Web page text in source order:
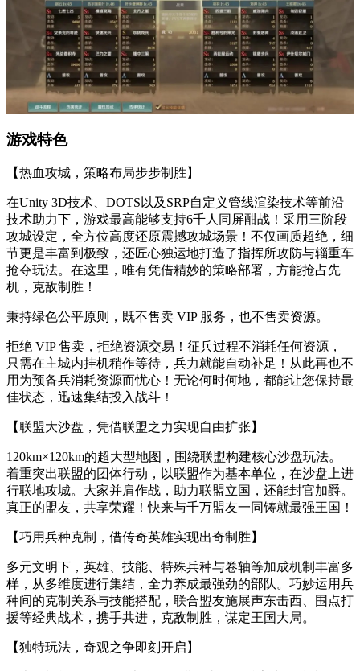
游戏特色
【热血攻城，策略布局步步制胜】
在Unity 3D技术、DOTS以及SRP自定义管线渲染技术等前沿
技术助力下，游戏最高能够支持6千人同屏酣战！采用三阶段
攻城设定，全方位高度还原震撼攻城场景！不仅画质超绝，细
节更是丰富到极致，还匠心独运地打造了指挥所攻防与辎重车
抢夺玩法。在这里，唯有凭借精妙的策略部署，方能抢占先
机，克敌制胜！
秉持绿色公平原则，既不售卖 VIP 服务，也不售卖资源。
拒绝 VIP 售卖，拒绝资源交易！征兵过程不消耗任何资源，
只需在主城内挂机稍作等待，兵力就能自动补足！从此再也不
用为预备兵消耗资源而忧心！无论何时何地，都能让您保持最
佳状态，迅速集结投入战斗！
【联盟大沙盘，凭借联盟之力实现自由扩张】
120km×120km的超大型地图，围绕联盟构建核心沙盘玩法。
着重突出联盟的团体行动，以联盟作为基本单位，在沙盘上进
行联地攻城。大家并肩作战，助力联盟立国，还能封官加爵。
真正的盟友，共享荣耀！快来与千万盟友一同铸就最强王国！
【巧用兵种克制，借传奇英雄实现出奇制胜】
多元文明下，英雄、技能、特殊兵种与卷轴等加成机制丰富多
样，从多维度进行集结，全力养成最强劲的部队。巧妙运用兵
种间的克制关系与技能搭配，联合盟友施展声东击西、围点打
援等经典战术，携手共进，克敌制胜，谋定王国大局。
【独特玩法，奇观之争即刻开启】